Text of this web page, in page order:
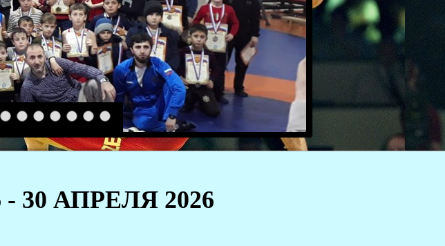
10 11 12 13 14 15 16
30 АПРЕЛЯ 2026